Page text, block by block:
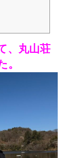
、丸山荘